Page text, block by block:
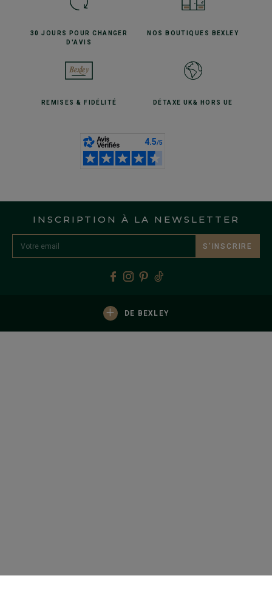
30 JOURS POURCHANGER
D'AVIS
NOS BOUTIQUES BEXLEY
REMISES& FIDÉLITÉ DÉTAXE UK& HORS UE
INSCRIPTION À LA NEWSLETTER
S’INSCRIRE
+ DE BEXLEY